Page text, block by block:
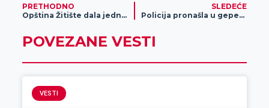
PRETHODNO
Opština Žitište dala jednokratnu pomoć poslodavcima kojima je bio zabranjen rad u toku vanrednog stanja
SLEDEĆE
Policija pronašla u gepeku proizvod zbog čega je odmah uhapsila vlasnika vozila
POVEZANE VESTI
VESTI